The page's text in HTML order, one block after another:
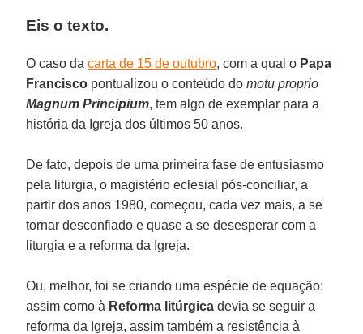
Eis o texto.
O caso dacarta de 15 de outubro, com a qual o Papa
Francisco pontualizou o conteúdo domotu proprio
Magnum Principium, tem algo de exemplar para a
história da Igreja dos últimos 50 anos.
De fato, depois de uma primeira fase de entusiasmo
pela liturgia, o magistério eclesial pós-conciliar, a
partir dos anos 1980, começou, cada vez mais, a se
tornar desconfiado e quase a se desesperar com a
liturgia e a reforma da Igreja.
Ou, melhor, foi se criando uma espécie de equação:
assim como à Reforma litúrgica devia se seguir a
reforma da Igreja, assim também a resistência à